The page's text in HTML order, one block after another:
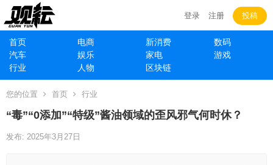
首页 电商 新消费
数码
汽车
娱乐 家电
游戏
行业
人物 区块链
登录 注册 投稿
您的位置 首页 行业
“毒”“0添加”“特级”酱油领域的歪风邪气何时休？
发布: 2025年3月27日